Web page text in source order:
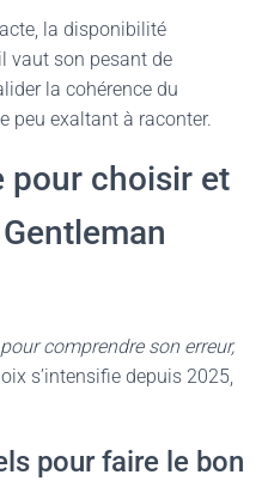
la disponibilité
vaut son pesant de
la cohérence du
peu exaltant à raconter.
pour choisir et
comprendre son erreur,
s’intensifie depuis 2025,
pour faire le bon